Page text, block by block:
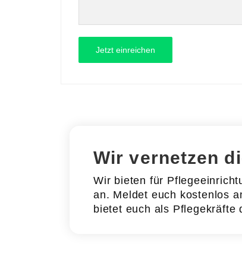
Wir vernetzen
Wir bieten für
an. Meldet euch kostenlos
bietet euch als Pflegekräfte